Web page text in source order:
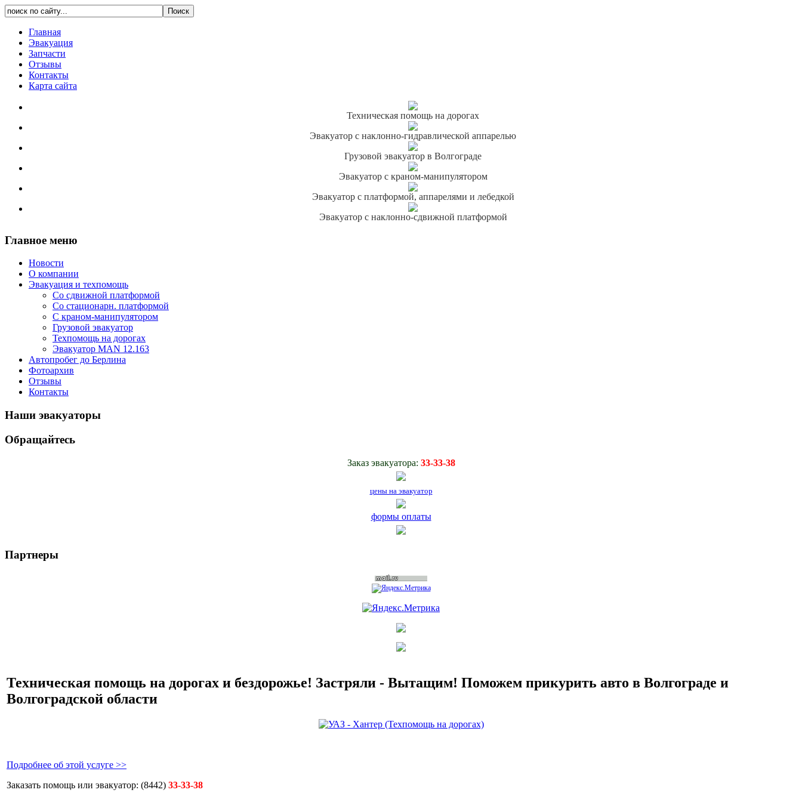
Главная
Эвакуация
Запчасти
Отзывы
Контакты
Карта сайта
Техническая помощь на дорогах
Эвакуатор с наклонно-гидравлической аппарелью
Грузовой эвакуатор в Волгограде
Эвакуатор с краном-манипулятором
Эвакуатор с платформой, аппарелями и лебедкой
Эвакуатор с наклонно-сдвижной платформой
Главное меню
Новости
О компании
Эвакуация и техпомощь
Со сдвижной платформой
Со стационарн. платформой
С краном-манипулятором
Грузовой эвакуатор
Техпомощь на дорогах
Эвакуатор MAN 12.163
Автопробег до Берлина
Фотоархив
Отзывы
Контакты
Наши эвакуаторы
Обращайтесь
Заказ эвакуатора: 33-33-38
цены на эвакуатор
формы оплаты
Партнеры
Техническая помощь на дорогах и бездорожье! Застряли - Вытащим! Поможем прикурить авто в Волгограде и
Волгоградской области
Подробнее об этой услуге >>
Заказать помощь или эвакуатор: (8442) 33-33-38